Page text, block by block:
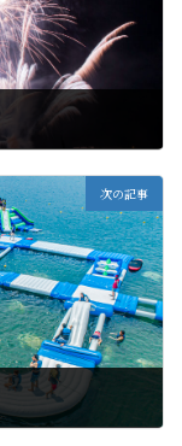
次の記事